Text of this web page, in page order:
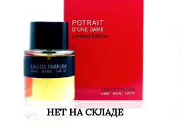
НЕТ НА СКЛАДЕ